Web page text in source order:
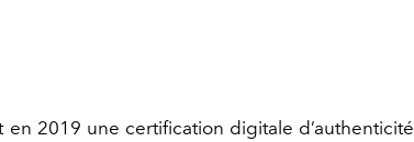
en 2019 une certification digitale d’authenticité